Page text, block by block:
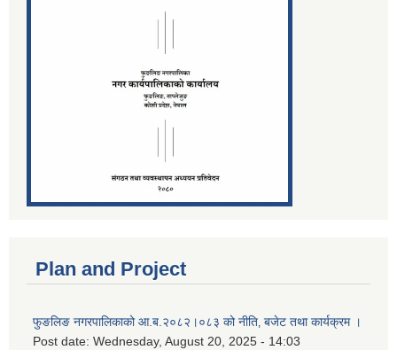
Plan and Project
फुङलिङ नगरपालिकाको आ.ब.२०८२।०८३ को नीति‚ बजेट तथा कार्यक्रम ।
Post date: Wednesday, August 20, 2025 - 14:03